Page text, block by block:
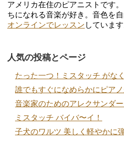
アメリカ在住のピアニストです
ちになれる音楽が好き。音色を
オンラインでレッスン していま
人気の投稿とページ
たった一つ！ミスタッチ がな
誰でもすぐになめらかにピア
音楽家のためのアレクサンダ
ミスタッチ バイバ〜イ！
子犬のワルツ 美しく軽やかに